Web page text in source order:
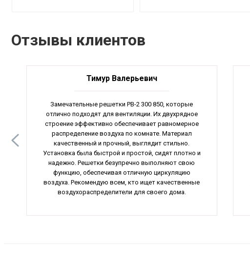
Отзывы клиентов
Тимур Валерьевич
Замечательные решетки РВ-2 300 850, которые
отлично подходят для вентиляции. Их двухрядное
строение эффективно обеспечивает равномерное
распределение воздуха по комнате. Материал
качественный и прочный, выглядит стильно.
Установка была быстрой и простой, сидят плотно и
надежно. Решетки безупречно выполняют свою
функцию, обеспечивая отличную циркуляцию
воздуха. Рекомендую всем, кто ищет качественные
воздухораспределители для своего дома.